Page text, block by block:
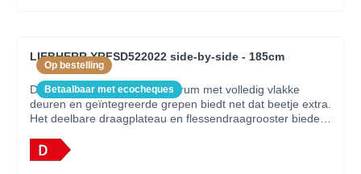
Op bestelling
Betaalbaar met ecocheques
LIEBHERR XRFSD522022 side-by-side - 185cm
Dit side-by-side voorraadcentrum met volledig vlakke
deuren en geïntegreerde grepen biedt net dat beetje extra.
Het deelbare draagplateau en flessendraagrooster bieden
fruit extra lang vers en de VarioSafe biedt de perfecte
opbergplek voor kleine potjes en tubes. PowerCooling met